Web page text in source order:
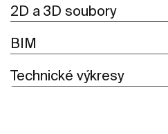
2D a 3D soubory
BIM
Technické výkresy